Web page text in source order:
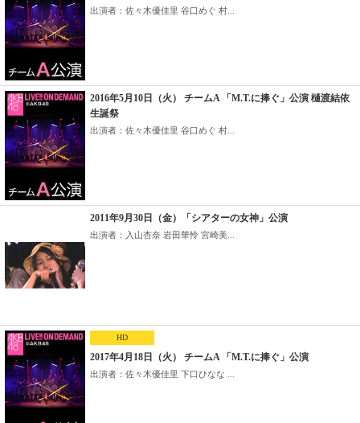
出演者：佐々木優佳里 谷口めぐ 村...
2016年5月10日（火） チームA 「M.T.に捧ぐ」公演 樋渡結依
生誕祭
出演者：佐々木優佳里 谷口めぐ 村...
2011年9月30日（金）「シアターの女神」公演
出演者：入山杏奈 岩田華怜 宮崎美...
HD
2017年4月18日（火） チームA 「M.T.に捧ぐ」公演
出演者：佐々木優佳里 下口ひなな ...